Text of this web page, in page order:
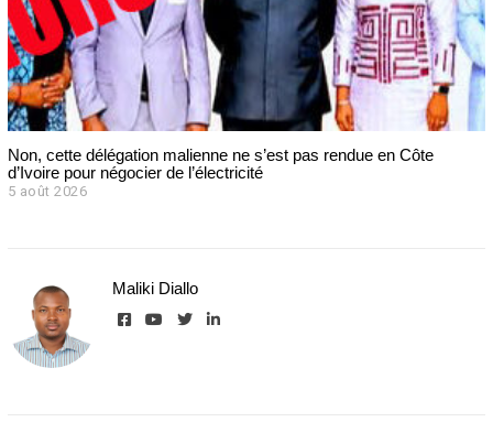
Non, cette délégation malienne ne s’est pas rendue en Côte
d’Ivoire pour négocier de l’électricité
5 août 2026
Maliki Diallo